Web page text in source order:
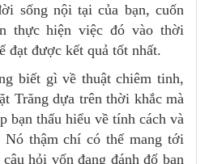
sống nội tại của bạn, cuốn
thực hiện việc đó vào thời
đạt được kết quả tốt nhất.
biết gì về thuật chiêm tinh,
Trăng dựa trên thời khắc mà
bạn thấu hiểu về tính cách và
thậm chí có thể mang tới
hỏi vốn đang đánh đố bạn